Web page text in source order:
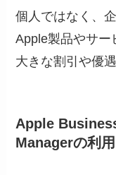
個人ではなく、
Apple製品やサー
大きな割引や優
Apple
Managerの利用